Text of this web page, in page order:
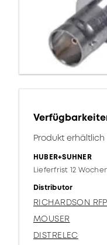
Produkt erhältlich
HUBER+SUHNER
Lieferfrist 12
Distributor
RICHARDSON
MOUSER
DISTRELEC